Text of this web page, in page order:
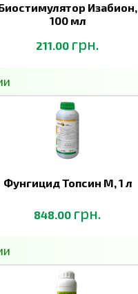
Изабион,
100 мл
211.00 грн.
Фунгицид Топсин М,1 л
848.00 грн.